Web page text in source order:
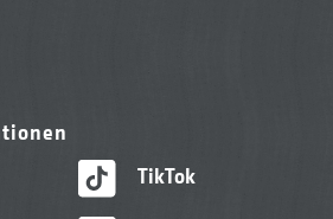
TikTok